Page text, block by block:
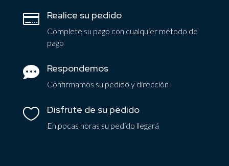
 Realice su pedido
Complete su pago con cualquier método de
pago
 Respondemos
Confirmamos su pedido y dirección
 Disfrute de su pedido
En pocas horas su pedido llegará